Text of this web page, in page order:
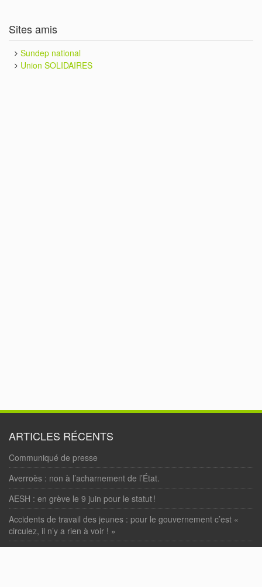
Sites amis
Sundep national
Union SOLIDAIRES
ARTICLES RÉCENTS
Communiqué de presse
Averroès : non à l’acharnement de l’État.
AESH : en grève le 9 juin pour le statut !
Accidents de travail des jeunes : pour le gouvernement c’est «
circulez, il n’y a rien à voir ! »